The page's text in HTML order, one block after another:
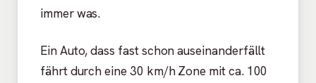
immer was.
Ein Auto, dass fast schon auseinanderfällt
fährt durch eine 30 km/h Zone mit ca. 100